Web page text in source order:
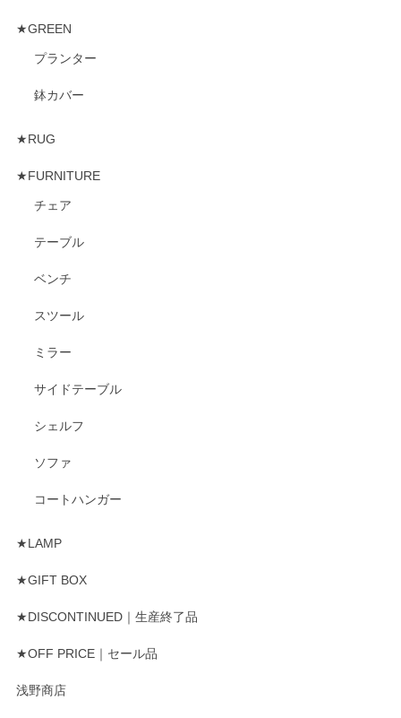
★GREEN
プランター
鉢カバー
★RUG
★FURNITURE
チェア
テーブル
ベンチ
スツール
ミラー
サイドテーブル
シェルフ
ソファ
コートハンガー
★LAMP
★GIFT BOX
★DISCONTINUED｜生産終了品
★OFF PRICE｜セール品
浅野商店